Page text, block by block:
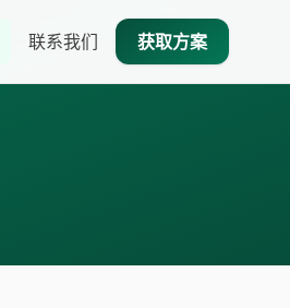
联系我们 获取方案